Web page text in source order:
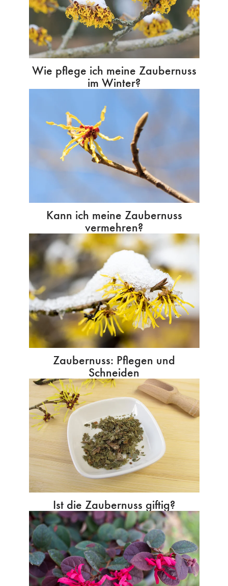
Wie pflege ich meine Zaubernuss
im Winter?
Kann ich meine Zaubernuss
vermehren?
Zaubernuss: Pflegen und
Schneiden
Ist die Zaubernuss giftig?